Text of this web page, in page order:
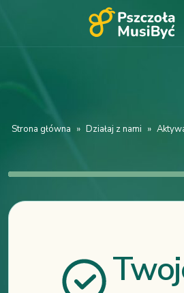
Strona główna » Działaj z nami »